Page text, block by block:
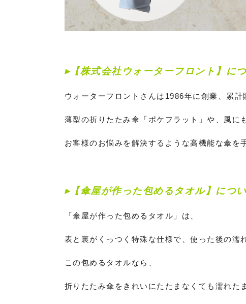
▸【株式会社ウォーターフロント 】に
ウォーターフロントさんは1986年に創業、累計
薄型の折りたたみ傘「ポケフラット」や、風に
お客様のお悩みを解決するような高機能な傘を
▸【傘屋が作った包めるタオル】につ
「傘屋が作った包めるタオル」は、
表と裏がくっつく特殊な仕様で、使った後の濡
この包めるタオルなら、
折りたたみ傘をきれいにたたまなくても濡れた